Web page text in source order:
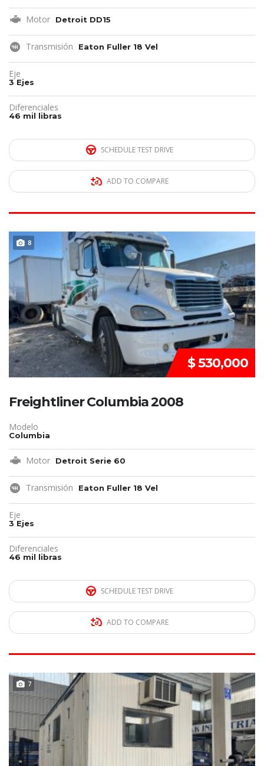
Motor Detroit DD15
Transmisión Eaton Fuller 18 Vel
Eje
3 Ejes
Diferenciales
46 mil libras
SCHEDULE TEST DRIVE
ADD TO COMPARE
8 DISPONIBLE
$ 530,000
Freightliner Columbia 2008
Modelo
Columbia
Motor Detroit Serie 60
Transmisión Eaton Fuller 18 Vel
Eje
3 Ejes
Diferenciales
46 mil libras
SCHEDULE TEST DRIVE
ADD TO COMPARE
7 DISPONIBLE